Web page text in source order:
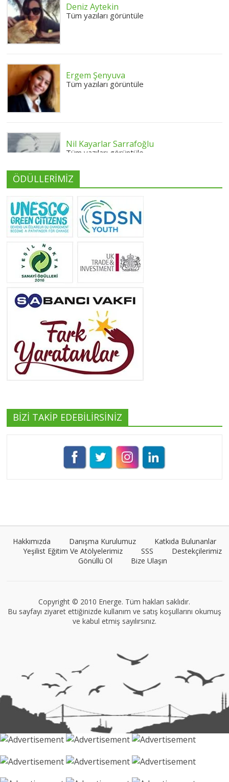
Deniz Aytekin
Tüm yazıları görüntüle
Ergem Şenyuva
Tüm yazıları görüntüle
Nil Kayarlar Sarrafoğlu
Tüm yazıları görüntüle
Yeliz Yılmaz
Tüm yazıları görüntüle
Yeşilist
Tüm yazıları görüntüle
Pınar Demirkan
Tüm yazıları görüntüle
Naz Kural
Tüm yazıları görüntüle
ÖDÜLLERİMİZ
BİZİ TAKİP EDEBİLİRSİNİZ
Hakkımızda Danışma Kurulumuz
Katkıda Bulunanlar
Yeşilist Eğitim Ve Atölyelerimiz
SSS
Destekçilerimiz
Gönüllü Ol
Bize Ulaşın
Copyright © 2010 Energe. Tüm hakları saklıdır.
Bu sayfayı ziyaret ettiğinizde kullanım ve satış koşullarını okumuş
ve kabul etmiş sayılırsınız.